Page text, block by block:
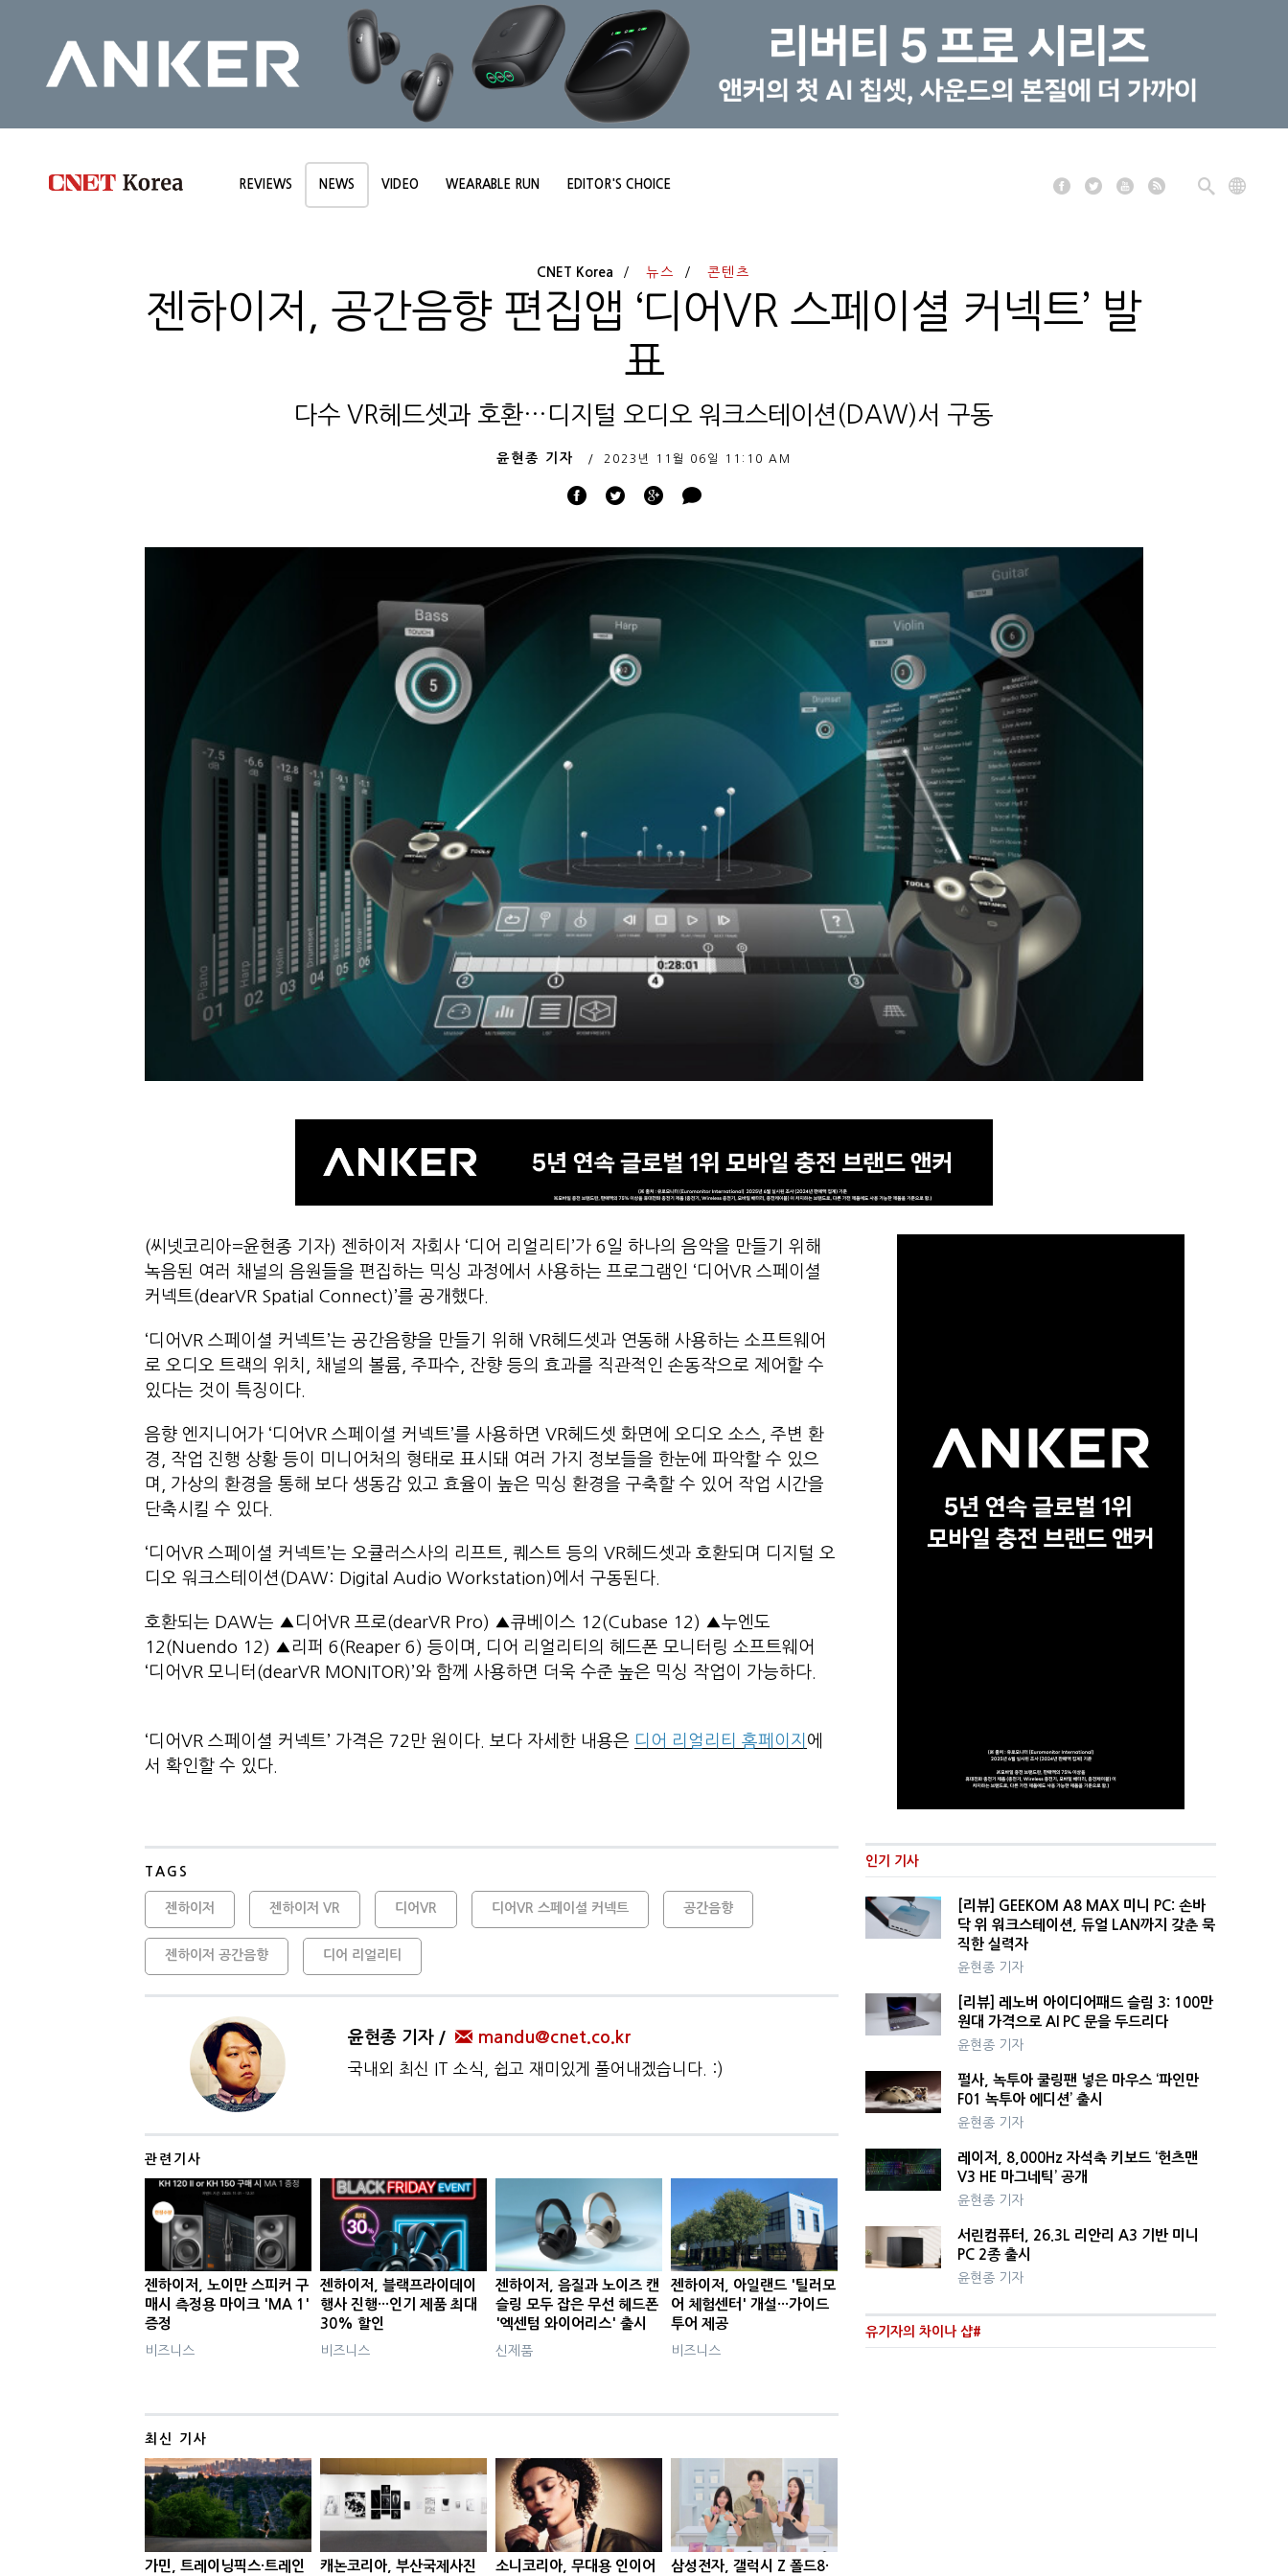
REVIEWS NEWS VIDEO WEARABLE RUN EDITOR'S CHOICE
CNET Korea 뉴스 콘텐츠
젠하이저, 공간음향 편집앱 ‘디어VR 스페이셜 커넥트’ 발
표
다수 VR헤드셋과 호환…디지털 오디오 워크스테이션(DAW)서 구동
윤현종 기자 2023년 11월 06일 11:10 AM
(씨넷코리아=윤현종 기자) 젠하이저 자회사 ‘디어 리얼리티’가 6일 하나의 음악을 만들기 위해
녹음된 여러 채널의 음원들을 편집하는 믹싱 과정에서 사용하는 프로그램인 ‘디어VR 스페이셜
커넥트(dearVR Spatial Connect)’를 공개했다.
‘디어VR 스페이셜 커넥트’는 공간음향을 만들기 위해 VR헤드셋과 연동해 사용하는 소프트웨어
로 오디오 트랙의 위치, 채널의 볼륨, 주파수, 잔향 등의 효과를 직관적인 손동작으로 제어할 수
있다는 것이 특징이다.
음향 엔지니어가 ‘디어VR 스페이셜 커넥트’를 사용하면 VR헤드셋 화면에 오디오 소스, 주변 환
경, 작업 진행 상황 등이 미니어처의 형태로 표시돼 여러 가지 정보들을 한눈에 파악할 수 있으
며, 가상의 환경을 통해 보다 생동감 있고 효율이 높은 믹싱 환경을 구축할 수 있어 작업 시간을
단축시킬 수 있다.
‘디어VR 스페이셜 커넥트’는 오큘러스사의 리프트, 퀘스트 등의 VR헤드셋과 호환되며 디지털 오
디오 워크스테이션(DAW: Digital Audio Workstation)에서 구동된다.
호환되는 DAW는 ▲디어VR 프로(dearVR Pro) ▲큐베이스 12(Cubase 12) ▲누엔도
12(Nuendo 12) ▲리퍼 6(Reaper 6) 등이며, 디어 리얼리티의 헤드폰 모니터링 소프트웨어
‘디어VR 모니터(dearVR MONITOR)’와 함께 사용하면 더욱 수준 높은 믹싱 작업이 가능하다.
‘디어VR 스페이셜 커넥트’ 가격은 72만 원이다. 보다 자세한 내용은 디어 리얼리티 홈페이지 에
서 확인할 수 있다.
TAGS
젠하이저 젠하이저 VR 디어VR 디어VR 스페이셜 커넥트 공간음향
젠하이저 공간음향 디어 리얼리티
윤현종 기자 mandu@cnet.co.kr
국내외 최신 IT 소식, 쉽고 재미있게 풀어내겠습니다. :)
관련기사
젠하이저, 노이만 스피커 구
매시 측정용 마이크 'MA 1'
증정
비즈니스
젠하이저, 블랙프라이데이
행사 진행···인기 제품 최대
30% 할인
비즈니스
젠하이저, 음질과 노이즈 캔
슬링 모두 잡은 무선 헤드폰
'엑센텀 와이어리스' 출시
신제품
젠하이저, 아일랜드 '틸러모
어 체험센터' 개설···가이드
투어 제공
비즈니스
최신 기사
가민, 트레이닝픽스·트레인 캐논코리아, 부산국제사진 소니코리아, 무대용 인이어 삼성전자, 갤럭시 Z 폴드8·
인기 기사
[리뷰] GEEKOM A8 MAX 미니 PC: 손바
닥 위 워크스테이션, 듀얼 LAN까지 갖춘 묵
직한 실력자
윤현종 기자
[리뷰] 레노버 아이디어패드 슬림 3: 100만
원대 가격으로 AI PC 문을 두드리다
윤현종 기자
펄사, 녹투아 쿨링팬 넣은 마우스 ‘파인만
F01 녹투아 에디션’ 출시
윤현종 기자
레이저, 8,000Hz 자석축 키보드 ‘헌츠맨
V3 HE 마그네틱’ 공개
윤현종 기자
서린컴퓨터, 26.3L 리안리 A3 기반 미니
PC 2종 출시
윤현종 기자
유기자의 차이나 샵#